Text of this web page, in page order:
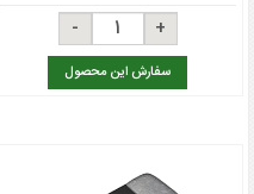
سفارش این محصول